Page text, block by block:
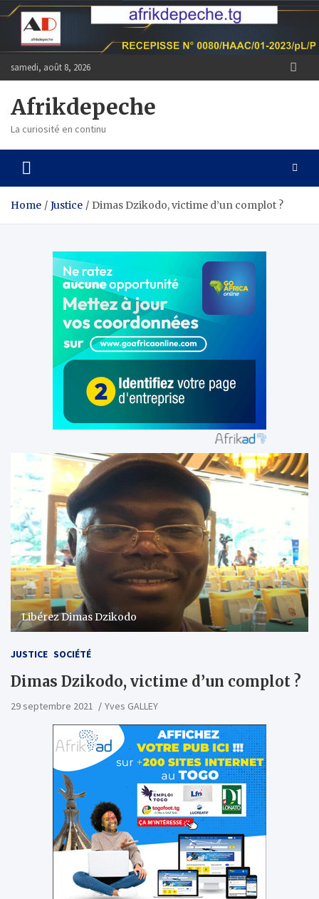
Skip
content
samedi, août 8, 2026
Afrikdepeche
La curiosité en continu
Home Justice Dimas Dzikodo, victime d’un complot ?
Libérez Dimas Dzikodo
JUSTICE SOCIÉTÉ
Dimas Dzikodo, victime d’un complot ?
29 septembre 2021 Yves GALLEY